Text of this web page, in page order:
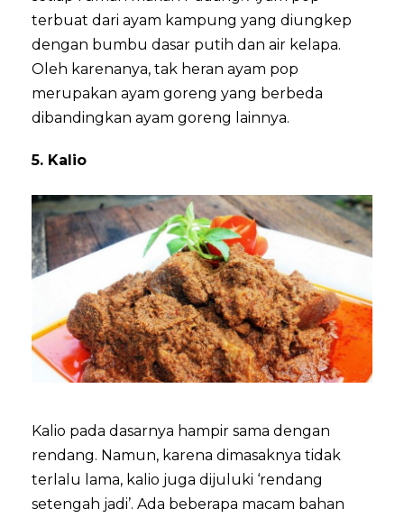
terbuat dari ayam kampung yang diungkep
dengan bumbu dasar putih dan air kelapa.
Oleh karenanya, tak heran ayam pop
merupakan ayam goreng yang berbeda
dibandingkan ayam goreng lainnya.
5. Kalio
Kalio pada dasarnya hampir sama dengan
rendang. Namun, karena dimasaknya tidak
terlalu lama, kalio juga dijuluki ‘rendang
setengah jadi’. Ada beberapa macam bahan